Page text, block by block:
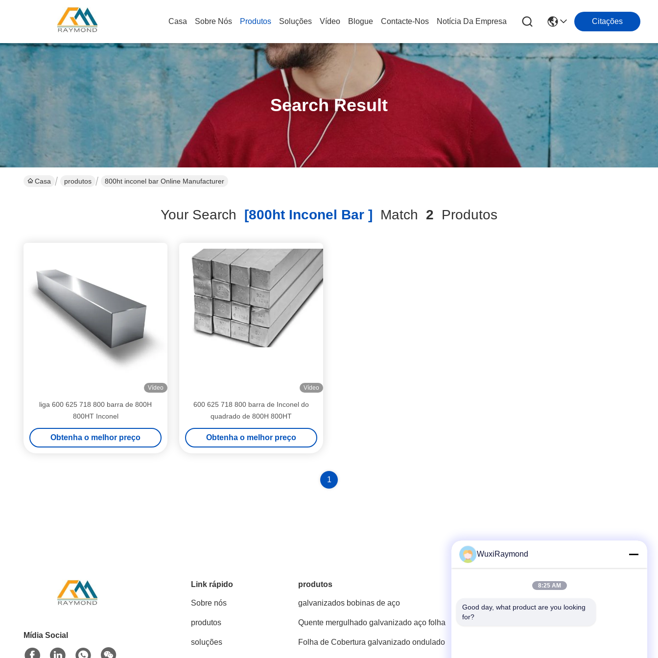
Casa Sobre Nós Produtos Soluções Vídeo Blogue Contacte-Nos Notícia Da Empresa Citações
Search Result
Casa produtos 800ht inconel bar Online Manufacturer
Your Search [800ht Inconel Bar ] Match 2 Produtos
Vídeo
liga 600 625 718 800 barra de 800H
800HT Inconel
Obtenha o melhor preço
Vídeo
600 625 718 800 barra de Inconel do
quadrado de 800H 800HT
Obtenha o melhor preço
1
Mídia Social
Link rápido
Sobre nós
produtos
soluções
produtos
galvanizados bobinas de aço
Quente mergulhado galvanizado aço folha
Folha de Cobertura galvanizado ondulado
Contato Rápido
Telefone
WuxiRaymond
8:25 AM
Good day, what product are you looking
for?